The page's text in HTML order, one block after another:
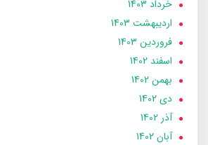
خرداد 1403
ارديبهشت 1403
فروردین 1403
اسفند 1402
بهمن 1402
دی 1402
آذر 1402
آبان 1402